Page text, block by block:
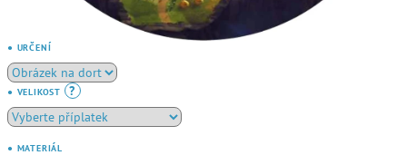
● URČENÍ
● VELIKOST ?
● MATERIÁL